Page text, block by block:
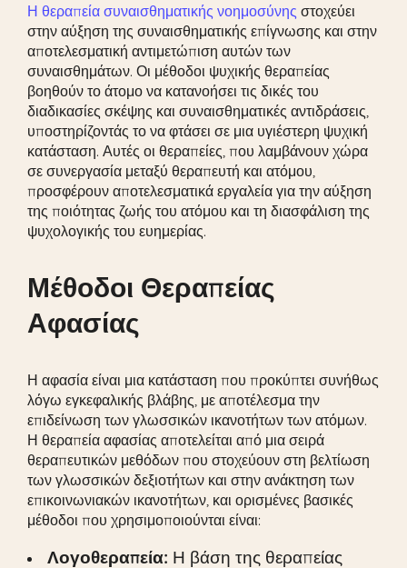
Η θεραπεία συναισθηματικής νοημοσύνης στοχεύει
στην αύξηση της συναισθηματικής επίγνωσης και στην
αποτελεσματική αντιμετώπιση αυτών των
συναισθημάτων. Οι μέθοδοι ψυχικής θεραπείας
βοηθούν το άτομο να κατανοήσει τις δικές του
διαδικασίες σκέψης και συναισθηματικές αντιδράσεις,
υποστηρίζοντάς το να φτάσει σε μια υγιέστερη ψυχική
κατάσταση. Αυτές οι θεραπείες, που λαμβάνουν χώρα
σε συνεργασία μεταξύ θεραπευτή και ατόμου,
προσφέρουν αποτελεσματικά εργαλεία για την αύξηση
της ποιότητας ζωής του ατόμου και τη διασφάλιση της
ψυχολογικής του ευημερίας.
Μέθοδοι Θεραπείας
Αφασίας
Η αφασία είναι μια κατάσταση που προκύπτει συνήθως
λόγω εγκεφαλικής βλάβης, με αποτέλεσμα την
επιδείνωση των γλωσσικών ικανοτήτων των ατόμων.
Η θεραπεία αφασίας αποτελείται από μια σειρά
θεραπευτικών μεθόδων που στοχεύουν στη βελτίωση
των γλωσσικών δεξιοτήτων και στην ανάκτηση των
επικοινωνιακών ικανοτήτων, και ορισμένες βασικές
μέθοδοι που χρησιμοποιούνται είναι:
Λογοθεραπεία: Η βάση της θεραπείας